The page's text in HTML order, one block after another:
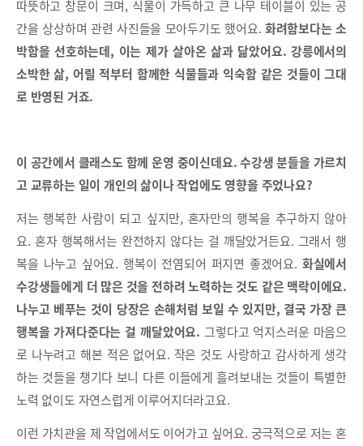
따뜻하고 창문이 크며, 식물이 가득하고 큰 나무 테이블이 있는 공
간을 상상하며 관련 사진들을 모아두기도 했어요. 화려함보다는 소
박함을 선호하는데, 이는 제가 살아온 삶과 닮았어요. 강릉에서의
소박한 삶, 어릴 적부터 함께한 식물들과 익숙함 같은 것들이 그대
로 반영된 거죠.
이 공간에서 클래스도 함께 운영 중이신데요. 수강생 분들을 가르치
고 교류하는 일이 개인의 삶이나 작업에도 영향을 주었나요?
저는 행복한 사람이 되고 싶지만, 혼자만의 행복을 추구하지 않아
요. 혼자 행복해서는 완전하지 않다는 걸 깨달았거든요. 그래서 행
복을 나누고 싶어요. 행복이 전염되어 퍼지면 좋겠어요. 화실에서
수강생들에게 더 많은 것을 전하려 노력하는 것도 같은 맥락이에요.
나누고 베푸는 것이 당장은 손해처럼 보일 수 있지만, 결국 가장 큰
행복을 가져다준다는 걸 깨달았어요. 그렇다고 억지스러운 마음으
로 나누려고 해본 적은 없어요. 작은 것도 사랑하고 감사하게 생각
하는 것들을 챙기다 보니 다른 이들에게 흘려보내는 것들이 특별한
노력 없이도 자연스럽게 이루어지더라고요.
이런 가치관을 제 작업에서도 이어가고 싶어요. 궁극적으로 저는 혼